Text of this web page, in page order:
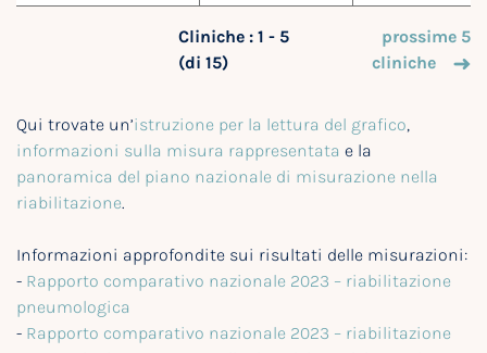
Cliniche : 1 - 5
(di 15)
prossime 5
cliniche
Qui trovate un’istruzione per la lettura del grafico,
informazioni sulla misura rappresentata e la
panoramica del piano nazionale di misurazione nella
riabilitazione.
Informazioni approfondite sui risultati delle misurazioni:
- Rapporto comparativo nazionale 2023 – riabilitazione
pneumologica
- Rapporto comparativo nazionale 2023 – riabilitazione